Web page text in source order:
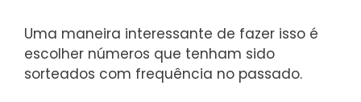
Uma maneira interessante de fazer isso é
escolher números que tenham sido
sorteados com frequência no passado.